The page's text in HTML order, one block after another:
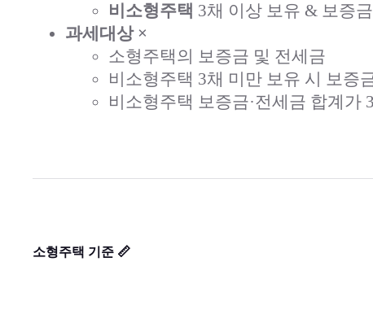
비소형주택 3채 이상 보유 & 보증
과세대상 ×
소형주택의 보증금 및 전세금
비소형주택 3채 미만 보유 시 보증
비소형주택 보증금·전세금 합계가
소형주택 기준 📏